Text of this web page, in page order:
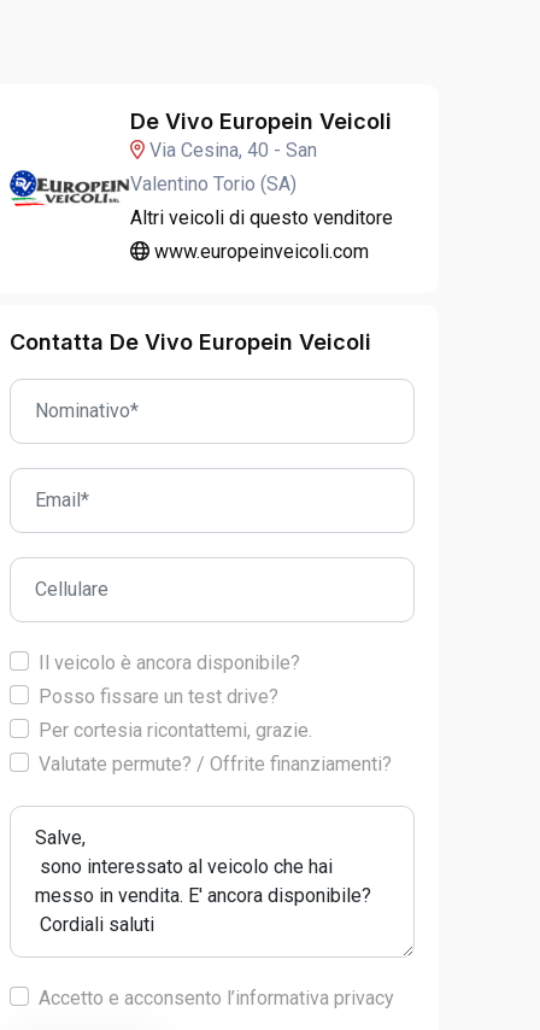
De Vivo Europein Veicoli
Via Cesina, 40 - San
Valentino Torio (SA)
Altri veicoli di questo venditore
www.europeinveicoli.com
Contatta De Vivo Europein Veicoli
Il veicolo è ancora disponibile?
Posso fissare un test drive?
Per cortesia ricontattemi, grazie.
Valutate permute? / Offrite finanziamenti?
Accetto e acconsento l’informativa privacy